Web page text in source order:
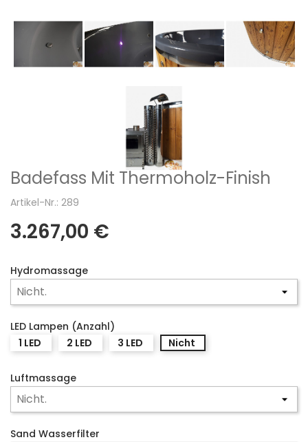
Badefass Mit Thermoholz-Finish
Artikel-Nr.: 289
3.267,00 €
Hydromassage
LED Lampen (Anzahl)
1 LED
2 LED 3 LED Nicht
Luftmassage
Sand Wasserfilter